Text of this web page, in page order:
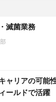
滅菌業務
ャリアの可能
ールドで活躍